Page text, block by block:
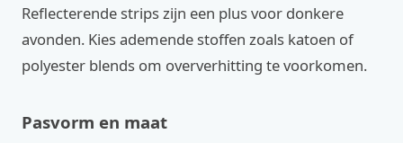
Reflecterende strips zijn een plus voor donkere
avonden. Kies ademende stoffen zoals katoen of
polyester blends om oververhitting te voorkomen.
Pasvorm en maat